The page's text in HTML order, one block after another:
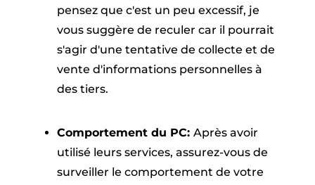
pensez que c'est un peu excessif, je
vous suggère de reculer car il pourrait
s'agir d'une tentative de collecte et de
vente d'informations personnelles à
des tiers.
Comportement du PC: Après avoir
utilisé leurs services, assurez-vous de
surveiller le comportement de votre